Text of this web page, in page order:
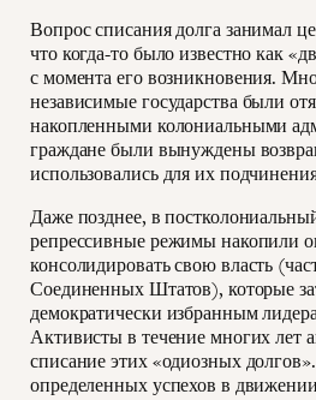
Вопрос списания долга занимал
что когда-то было известно как
с момента его возникновения.
независимые государства были
накопленными колониальными
граждане были вынуждены
использовались для их
Даже позднее, в
репрессивные режимы накопили
консолидировать свою власть
Соединенных Штатов), которые
демократически избранным
Активисты в течение многих лет
списание этих «одиозных
определенных успехов в